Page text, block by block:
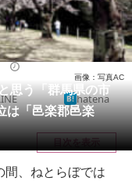
思う「群馬県の市
は「邑楽郡邑楽
画像：写真AC
hatena
目次を表示
、ねとらぼでは